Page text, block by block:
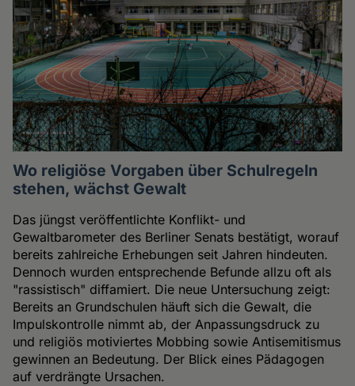
Wo religiöse Vorgaben über Schulregeln
stehen, wächst Gewalt
Das jüngst veröffentlichte Konflikt- und
Gewaltbarometer des Berliner Senats bestätigt, worauf
bereits zahlreiche Erhebungen seit Jahren hindeuten.
Dennoch wurden entsprechende Befunde allzu oft als
"rassistisch" diffamiert. Die neue Untersuchung zeigt:
Bereits an Grundschulen häuft sich die Gewalt, die
Impulskontrolle nimmt ab, der Anpassungsdruck zu
und religiös motiviertes Mobbing sowie Antisemitismus
gewinnen an Bedeutung. Der Blick eines Pädagogen
auf verdrängte Ursachen.